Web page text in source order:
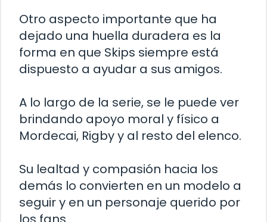
Otro aspecto importante que ha
dejado una huella duradera es la
forma en que Skips siempre está
dispuesto a ayudar a sus amigos.
A lo largo de la serie, se le puede ver
brindando apoyo moral y físico a
Mordecai, Rigby y al resto del elenco.
Su lealtad y compasión hacia los
demás lo convierten en un modelo a
seguir y en un personaje querido por